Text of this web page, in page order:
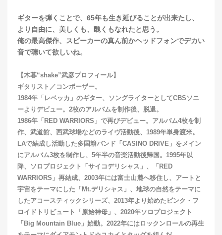
ギターを弾くことで、65年も生き延びることが出来たし、
より自由に、美しくも、醜くもなれたと思う。
俺の最高傑作、スピーカーの真ん前かヘッドフォンでデカい
音で聴いて欲しいね。
【木暮“shake”武彦プロフィール】
ギタリスト／コンポーザー。
1984年「レベッカ」のギター、ソングライターとしてCBSソニ
ーよりデビュー。2枚のアルバムを制作後、脱退。
1986年「RED WARRIORS」で再びデビュー。アルバム4枚を制
作、武道館、西武球場などのライヴ活動後、1989年単身渡米。
LAで結成し活動した多国籍バンド「CASINO DRIVE」をメイン
にアルバム3枚を制作し、5年半の音楽活動後帰国。1995年以
降、ソロプロジェクト「サイコデリシャス」、「RED
WARRIORS」再結成、2003年には富士山麓へ移住し、アートと
宇宙をテーマにした「Mt.デリシャス」、地球の自然をテーマに
したアコースティックシリーズ、2013年より始めたピンク・フ
ロイドトリビュート「原始神母」、2020年ソロプロジェクト
「Big Mountain Blue」始動。2022年にはロックンロールの再生